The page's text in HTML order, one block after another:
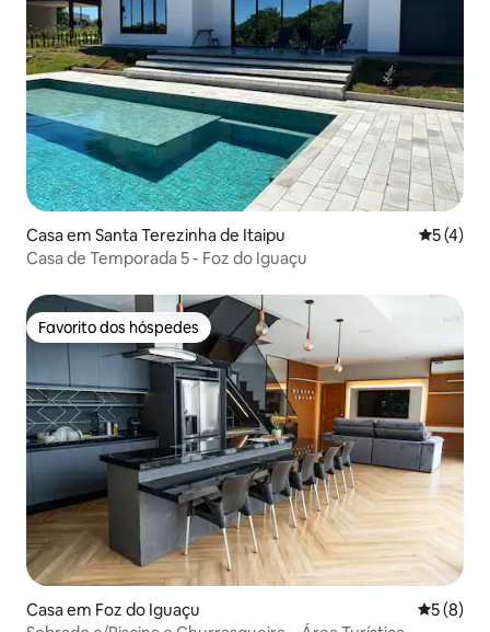
Casa em Santa Terezinha de Itaipu
5 (4)
Casa de Temporada 5 - Foz do Iguaçu
Favorito dos hóspedes
Favorito dos hóspedes
Casa em Foz do Iguaçu
5 (8)